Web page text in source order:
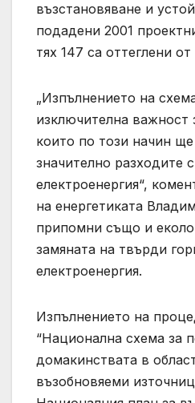
възстановяване и
подадени 2001
тях 147 са оттеглени
„Изпълнението на
изключителна важност
които по този начин
значително разходите
електроенергия“,
на енергетиката
припомни също и
замяната на твърди
електроенергия.
Изпълнението на
“Национална схема за
домакинствата в
възобновяеми